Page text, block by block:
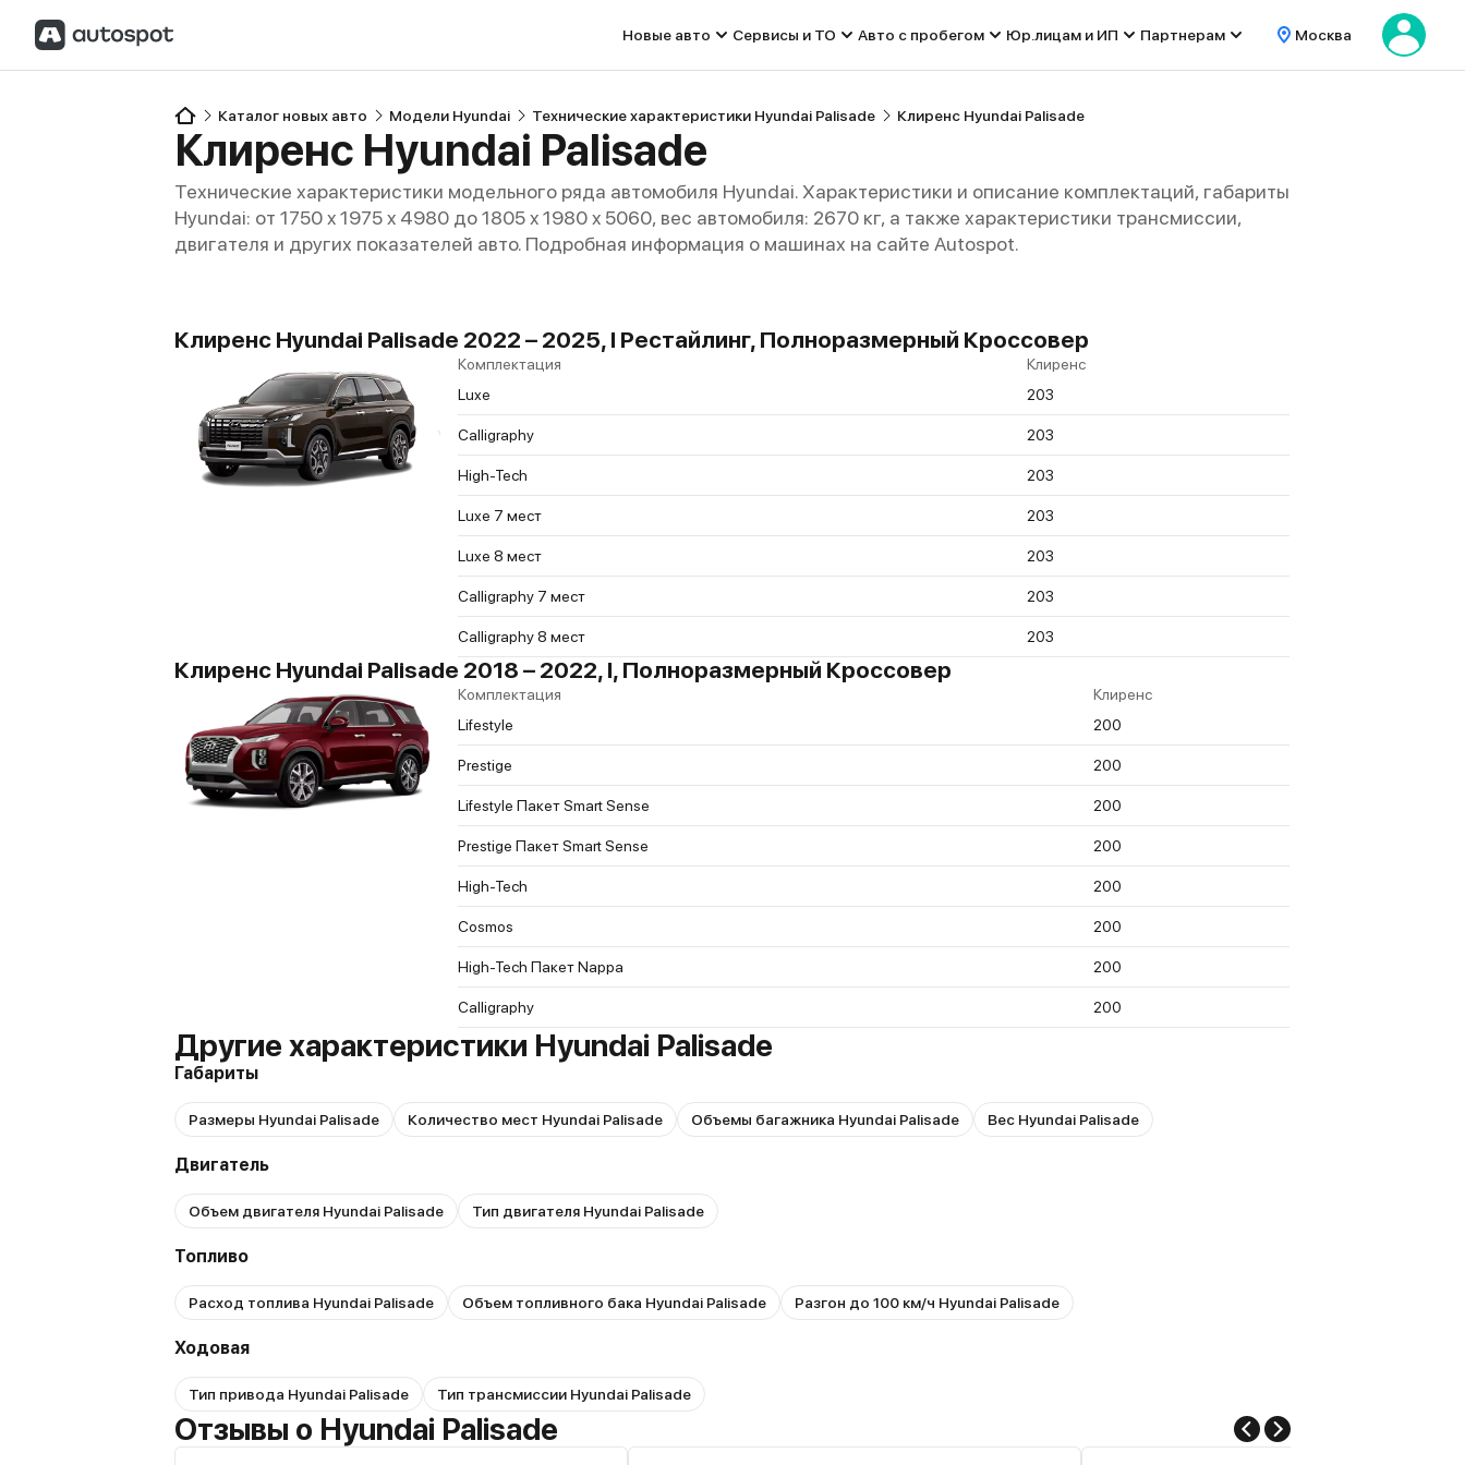
Новые авто Сервисы и ТО Авто с пробегом Юр.лицам и ИП Партнерам Москва
Каталог новых авто Модели Hyundai Технические характеристики Hyundai Palisade Клиренс Hyundai Palisade
Клиренс Hyundai Palisade
Технические характеристики модельного ряда автомобиля Hyundai. Характеристики и описание комплектаций, габариты
Hyundai: от 1750 x 1975 x 4980 до 1805 x 1980 x 5060, вес автомобиля: 2670 кг, а также характеристики трансмиссии,
двигателя и других показателей авто. Подробная информация о машинах на сайте Autospot.
Клиренс Hyundai Palisade 2022 – 2025, I Рестайлинг, Полноразмерный Кроссовер
Комплектация
Клиренс
Luxe
203
Calligraphy 203
High-Tech 203
Luxe 7 мест 203
Luxe 8 мест 203
Calligraphy 7 мест 203
Calligraphy 8 мест 203
Клиренс Hyundai Palisade 2018 – 2022, I, Полноразмерный Кроссовер
Комплектация
Клиренс
Lifestyle
200
Prestige 200
Lifestyle Пакет Smart Sense 200
Prestige Пакет Smart Sense 200
High-Tech 200
Cosmos 200
High-Tech Пакет Nappa 200
Calligraphy 200
Другие характеристики Hyundai Palisade
Габариты
Размеры Hyundai Palisade Количество мест Hyundai Palisade Объемы багажника Hyundai Palisade Вес Hyundai Palisade
Двигатель
Объем двигателя Hyundai Palisade Тип двигателя Hyundai Palisade
Топливо
Расход топлива Hyundai Palisade Объем топливного бака Hyundai Palisade Разгон до 100 км/ч Hyundai Palisade
Ходовая
Тип привода Hyundai Palisade Тип трансмиссии Hyundai Palisade
Отзывы о Hyundai Palisade